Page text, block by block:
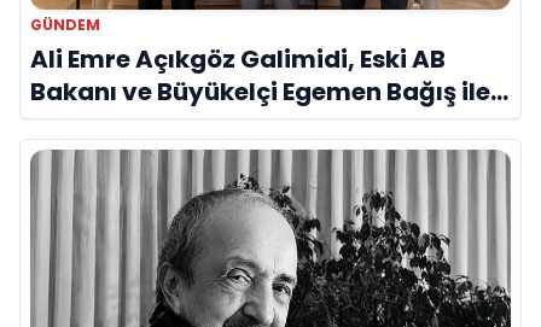
GÜNDEM
Ali Emre Açıkgöz Galimidi, Eski AB
Bakanı ve Büyükelçi Egemen Bağış ile
Bir Araya Geldi